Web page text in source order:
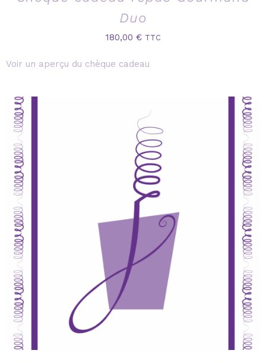
Duo
180,00 € TTC
Voir un aperçu du chèque cadeau